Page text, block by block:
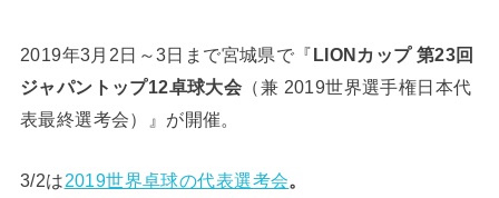
2019年3月2日～3日まで宮城県で『LIONカップ 第23回
ジャパントップ12卓球大会 （兼 2019世界選手権日本代
表最終選考会）』が開催。
3/2は2019世界卓球の代表選考会。